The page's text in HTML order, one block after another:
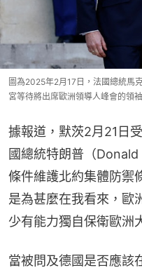
圖為2025年2月17日，法國總統馬
宮等待將出席歐洲領導人峰會的領
據報道，默茨2月21日
國總統特朗普（
條件維護北約集體防禦
是為甚麼在我看來，歐
少有能力獨自保衛歐洲
當被問及德國是否應該